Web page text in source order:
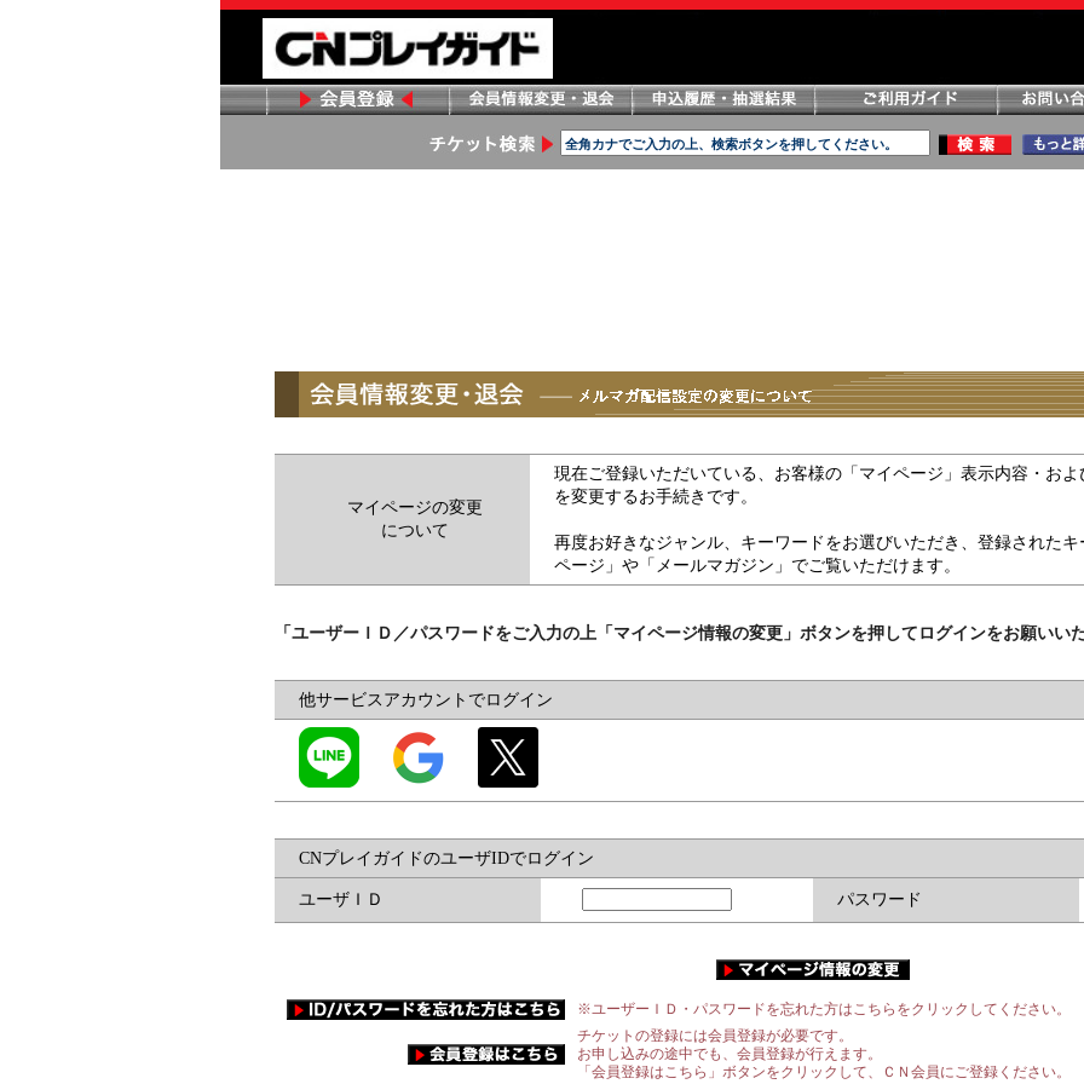
マイページの変更
について
現在ご登録いただいている、お客様の「マイページ」表示内容・お
を変更するお手続きです。
再度お好きなジャンル、キーワードをお選びいただき、登録された
ページ」や「メールマガジン」でご覧いただけます。
「ユーザーＩＤ／パスワードをご入力の上「マイページ情報の変更」ボタンを押してログインをお願いいた
他サービスアカウントでログイン
CNプレイガイドのユーザIDでログイン
ユーザＩＤ パスワード
※ユーザーＩＤ・パスワードを忘れた方はこちらをクリックしてください。
チケットの登録には会員登録が必要です。
お申し込みの途中でも、会員登録が行えます。
「会員登録はこちら」ボタンをクリックして、ＣＮ会員にご登録ください。